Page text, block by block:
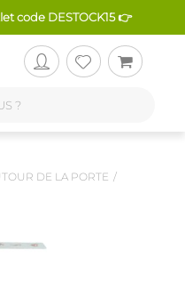
code DESTOCK15 👉
DE LA PORTE